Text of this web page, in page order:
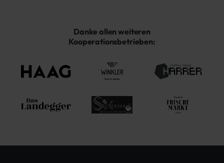
Danke allen weiteren
Kooperationsbetrieben: